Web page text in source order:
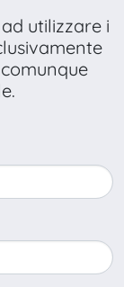
utilizzare i